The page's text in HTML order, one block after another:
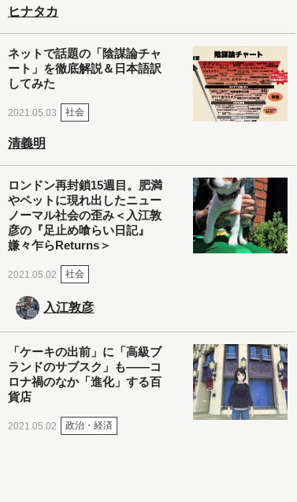
ヒナタカ
ネットで話題の「陰謀論チャ
ート」を徹底解説＆日本語訳
してみた
2021.05.03 社会
清義明
ロンドン再封鎖15週目。肥満
やペットに現れ出したニュー
ノーマル社会の歪み＜入江敦
彦の『足止め喰らい日記』
嫌々乍らReturns＞
2021.05.02 社会
入江敦彦
「ケーキの出前」に「高級ブ
ランドのサブスク」も――コ
ロナ禍のなか「進化」する百
貨店
2021.05.02 政治・経済